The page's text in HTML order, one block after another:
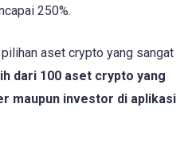
250%.
aset crypto yang sangat
dari 100 aset crypto yang
maupun investor di aplikasi